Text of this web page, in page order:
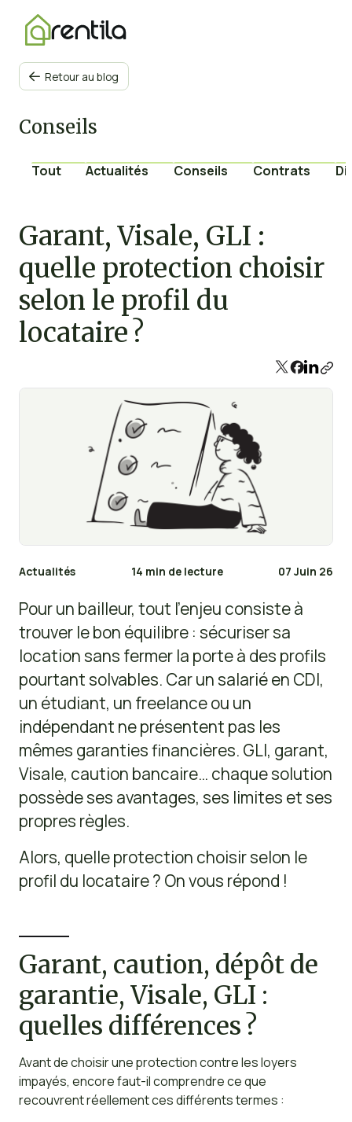
 Retour au blog
Conseils
Tout Actualités Conseils Contrats
Garant, Visale, GLI :
quelle protection choisir
selon le profil du
locataire ?
Actualités 14 min de lecture 07 Juin 26
Pour un bailleur, tout l’enjeu consiste à
trouver le bon équilibre : sécuriser sa
location sans fermer la porte à des profils
pourtant solvables. Car un salarié en CDI,
un étudiant, un freelance ou un
indépendant ne présentent pas les
mêmes garanties financières. GLI, garant,
Visale, caution bancaire… chaque solution
possède ses avantages, ses limites et ses
propres règles.
Alors, quelle protection choisir selon le
profil du locataire ? On vous répond !
Garant, caution, dépôt de
garantie, Visale, GLI :
quelles différences ?
Avant de choisir une protection contre les loyers
impayés, encore faut-il comprendre ce que
recouvrent réellement ces différents termes :